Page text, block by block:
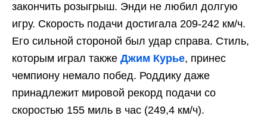
закончить розыгрыш. Энди не любил долгую
игру. Скорость подачи достигала 209-242 км/ч.
Его сильной стороной был удар справа. Стиль,
которым играл также Джим Курье, принес
чемпиону немало побед. Роддику даже
принадлежит мировой рекорд подачи со
скоростью 155 миль в час (249,4 км/ч).